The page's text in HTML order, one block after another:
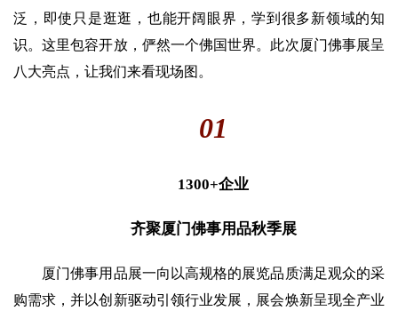
泛，即使只是逛逛，也能开阔眼界，学到很多新领域的知
识。这里包容开放，俨然一个佛国世界。此次厦门佛事展呈
八大亮点，让我们来看现场图。
01
1300+企业
齐聚厦门佛事用品秋季展
厦门佛事用品展一向以高规格的展览品质满足观众的采
购需求，并以创新驱动引领行业发展，展会焕新呈现全产业